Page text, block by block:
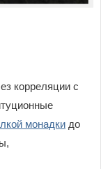
корреляции с
монадки до